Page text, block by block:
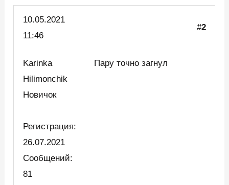
10.05.2021
11:46
#2
Karinka
Hilimonchik
Новичок
Регистрация:
26.07.2021
Сообщений:
81
Пару точно загнул